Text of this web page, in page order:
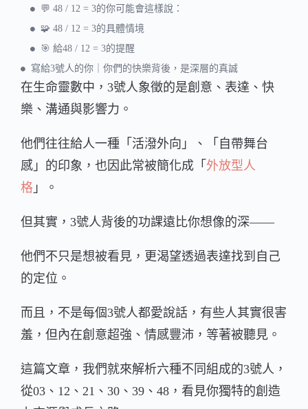
💬 48 / 12 = 3的你可能會這樣說：
🧩 48 / 12 = 3的具體情境
🎯 給48 / 12 = 3的提醒
寫給3號人的你｜你們的快樂背後，是深層的真誠
在生命靈數中，3號人象徵的是創意、表達、快
樂、溝通與影響力。
他們往往給人一種「活潑外向」、「自帶舞台
感」的印象，也因此常被簡化成「 外放型人
格 」。
但其實，3號人背後的功課遠比你想像的深——
他們不只是想被看見，更渴望透過表達找到自己
的定位。
而且，不是每個3號人都愛說話，有些人其實很害
羞，但內在創意超強、情感豐沛，等著被聽見。
這篇文章，我們就來解析六種不同組成的3號人，
從03、12、21、30、39、48，看見你獨特的創造